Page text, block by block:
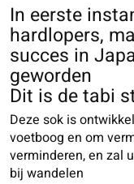
In eerste
hardlopers,
succes in
geworden
Dit is de tabi
Deze sok is
voetboog en om
verminderen, en zal
bij wandelen